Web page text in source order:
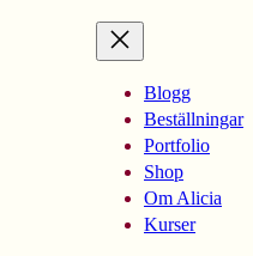
Blogg
Beställningar
Portfolio
Shop
Om Alicia
Kurser